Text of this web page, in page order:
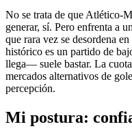
No se trata de que Atlético-
generar, sí. Pero enfrenta a
que rara vez se desordena
histórico es un partido de
llega— suele bastar. La
mercados alternativos de
percepción.
Mi postura: